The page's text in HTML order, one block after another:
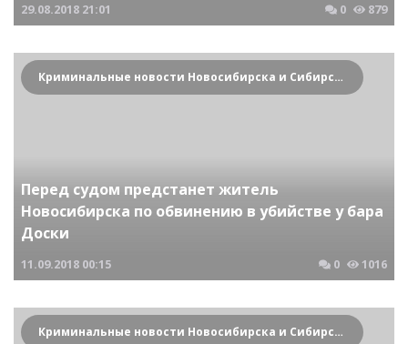
29.08.2018 21:01 0 879
Криминальные новости Новосибирска и Сибирского региона
Перед судом предстанет житель
Новосибирска по обвинению в убийстве у бара
Доски
11.09.2018 00:15 0 1016
Криминальные новости Новосибирска и Сибирского региона